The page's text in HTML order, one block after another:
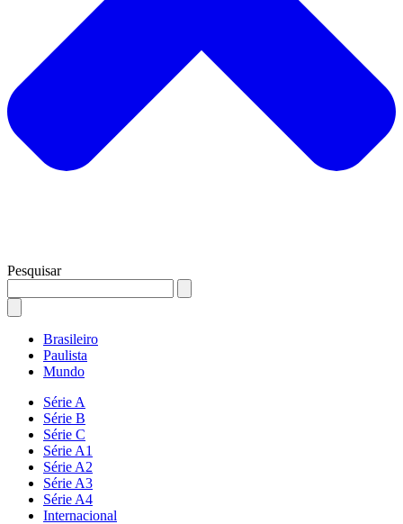
Pesquisar
Brasileiro
Paulista
Mundo
Série A
Série B
Série C
Série A1
Série A2
Série A3
Série A4
Internacional